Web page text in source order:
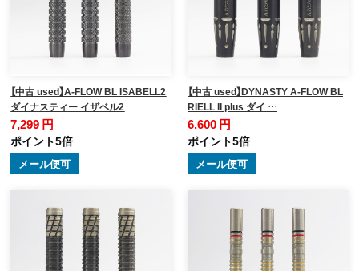
【中古 used】A-FLOW BL ISABELL2
ダイナスティー イザベル2
7,299 円
ポイント5倍
メール便可
【中古 used】DYNASTY A-FLOW BL
RIELL II plus ダイ …
6,600 円
ポイント5倍
メール便可